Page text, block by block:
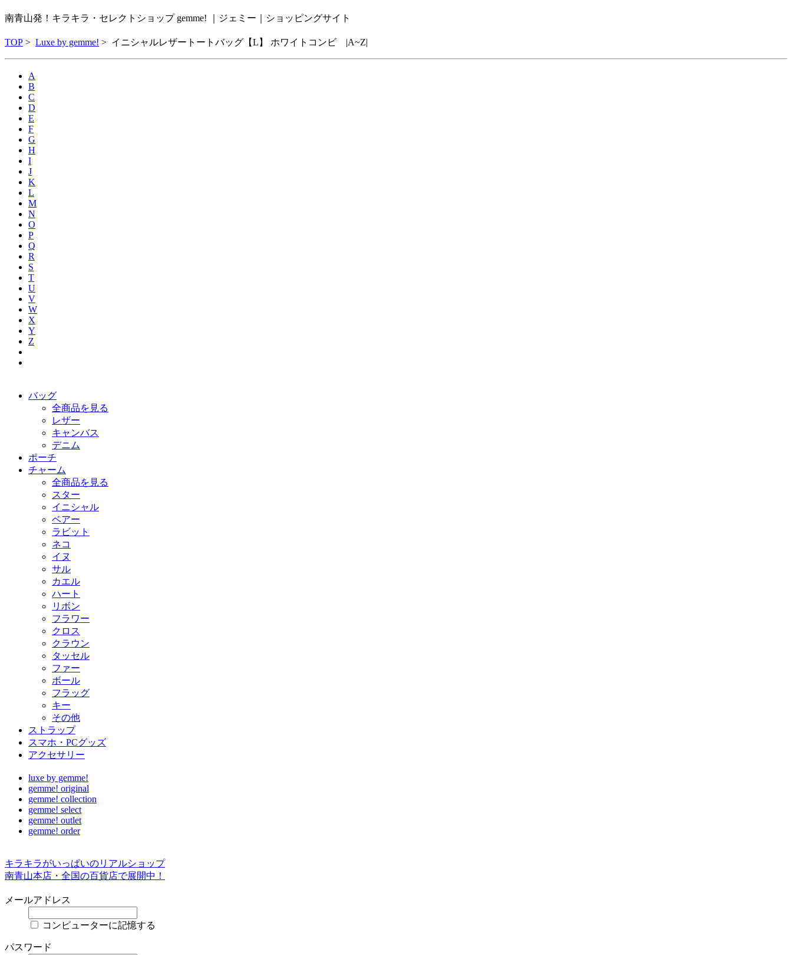
南青山発！キラキラ・セレクトショップ gemme! ｜ジェミー｜ショッピングサイト
TOP > Luxe by gemme! > イニシャルレザートートバッグ【L】 ホワイトコンビ |A~Z|
A
B
C
D
E
F
G
H
I
J
K
L
M
N
O
P
Q
R
S
T
U
V
W
X
Y
Z
バッグ
全商品を見る
レザー
キャンバス
デニム
ポーチ
チャーム
全商品を見る
スター
イニシャル
ベアー
ラビット
ネコ
イヌ
サル
カエル
ハート
リボン
フラワー
クロス
クラウン
タッセル
ファー
ボール
フラッグ
キー
その他
ストラップ
スマホ・PCグッズ
アクセサリー
luxe by gemme!
gemme! original
gemme! collection
gemme! select
gemme! outlet
gemme! order
キラキラがいっぱいのリアルショップ
南青山本店・全国の百貨店で展開中！
メールアドレス
コンピューターに記憶する
パスワード